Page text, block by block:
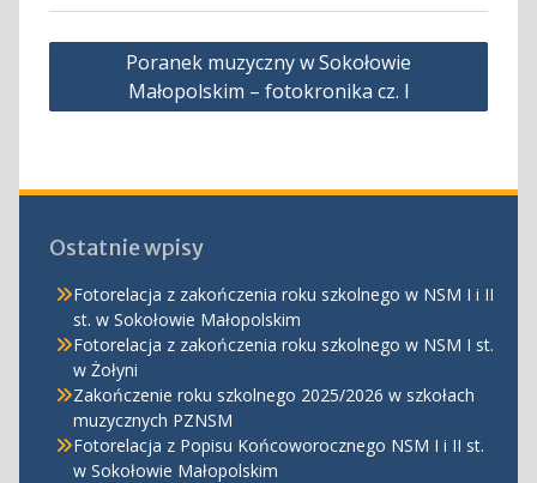
Nawigacja
Poranek muzyczny w Sokołowie
Małopolskim – fotokronika cz. I
Ostatnie wpisy
Fotorelacja z zakończenia roku szkolnego w NSM I i II
st. w Sokołowie Małopolskim
Fotorelacja z zakończenia roku szkolnego w NSM I st.
w Żołyni
Zakończenie roku szkolnego 2025/2026 w szkołach
muzycznych PZNSM
Fotorelacja z Popisu Końcoworocznego NSM I i II st.
w Sokołowie Małopolskim